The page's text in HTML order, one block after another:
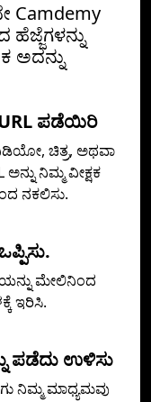
Camdemy
ಅದನ್ನು
ಪಡೆಯಿರಿ
ಚಿತ್ರ, ಅಥವಾ
ನಿಮ್ಮ ವೀಕ್ಷಕ
ನಕಲಿಸು.
ಮೇಲಿನಿಂದ
ಇರಿಸಿ.
ಪಡೆದು ಉಳಿಸು
ನಿಮ್ಮ ಮಾಧ್ಯಮವು